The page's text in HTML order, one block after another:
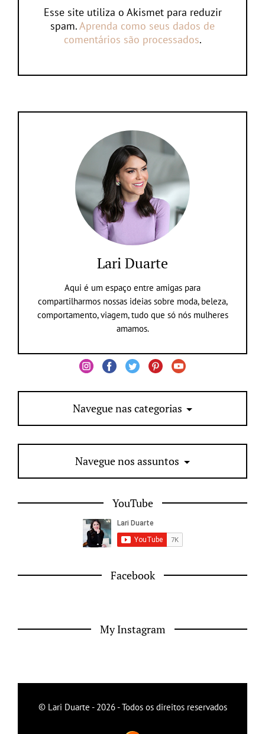
Esse site utiliza o Akismet para reduzir
spam.Aprenda como seus dados de
comentários são processados.
Lari Duarte
Aqui é um espaço entre amigas para
compartilharmos nossas ideias sobre moda, beleza,
comportamento, viagem, tudo que só nós mulheres
amamos.
Navegue nas categorias
Navegue nos assuntos
YouTube
Facebook
My Instagram
© Lari Duarte - 2026 - Todos os direitos reservados